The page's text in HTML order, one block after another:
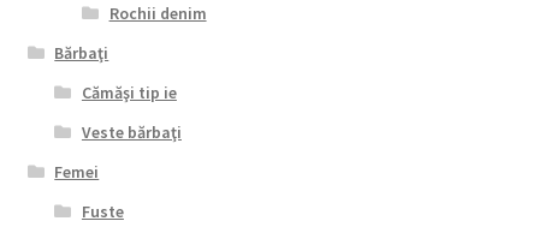
Rochii denim
Bărbaţi
Cămăşi tip ie
Veste bărbaţi
Femei
Fuste